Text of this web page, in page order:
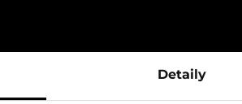
Detaily